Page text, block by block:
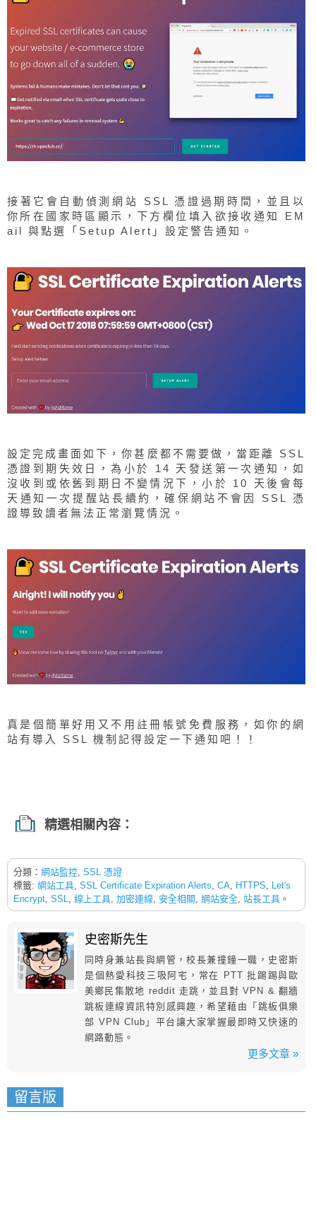
接著它會自動偵測網站 SSL 憑證過期時間，並且以
你所在國家時區顯示，下方欄位填入欲接收通知 EM
ail 與點選「Setup Alert」設定警告通知。
設定完成畫面如下，你甚麼都不需要做，當距離 SSL
憑證到期失效日，為小於 14 天發送第一次通知，如
沒收到或依舊到期日不變情況下，小於 10 天後會每
天通知一次提醒站長續約，確保網站不會因 SSL 憑
證導致讀者無法正常瀏覽情況。
真是個簡單好用又不用註冊帳號免費服務，如你的網
站有導入 SSL 機制記得設定一下通知吧！！
精選相關內容：
分類： 網站監控 SSL 憑證
標籤: 網站工具 SSL Certificate Expiration Alerts CA HTTPS
Let's
Encrypt SSL 線上工具 加密連線 安全相關 網站安全 站長工具 。
史密斯先生
同時身兼站長與網管，校長兼撞鐘一職，史密斯
是個熱愛科技三吸阿宅，常在 PTT 批踢踢與歐
美鄉民集散地 reddit 走跳，並且對 VPN & 翻牆
跳板連線資訊特別感興趣，希望藉由「跳板俱樂
部 VPN Club」平台讓大家掌握最即時又快速的
網路動態。
更多文章 »
留言版